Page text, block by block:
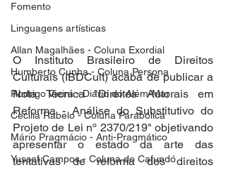
Fomento
Linguagens artísticas
Allan Magalhães - Coluna Exordial
Humberto Cunha - Coluna Persona
Rodrigo Vieira - Diário do Além-Mar
Cecilia Rabelo - Coluna Parabólica
Mário Pragmácio - Anti-Pragmático
Yussef Campos - Coluna do Cafundó
O Instituto Brasileiro de Direitos
Culturais (IBDCult) acaba de publicar a
Nota Técnica "Direitos Autorais em
Reforma - Análise do Substitutivo do
Projeto de Lei nº 2370/219" objetivando
apresentar o estado da arte das
tentativas de reforma dos direitos